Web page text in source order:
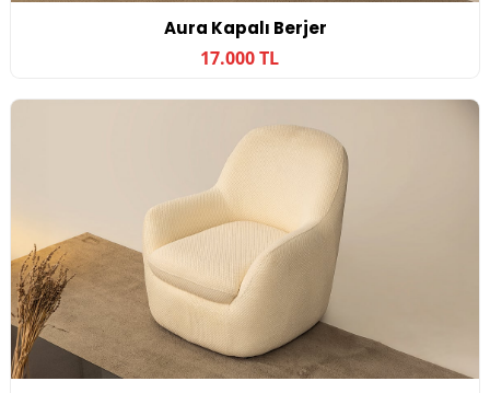
Aura Kapalı Berjer
17.000 TL